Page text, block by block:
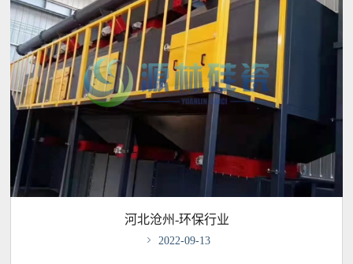
河北沧州-环保行业
 2022-09-13